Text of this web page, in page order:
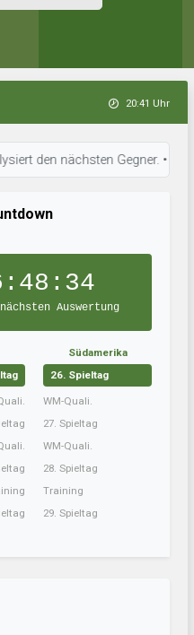
20:41 Uhr
nächsten Gegner. • 20:39
Auswertung
Südamerika
26. Spieltag
WM-Quali.
27. Spieltag
WM-Quali.
28. Spieltag
Training
29. Spieltag